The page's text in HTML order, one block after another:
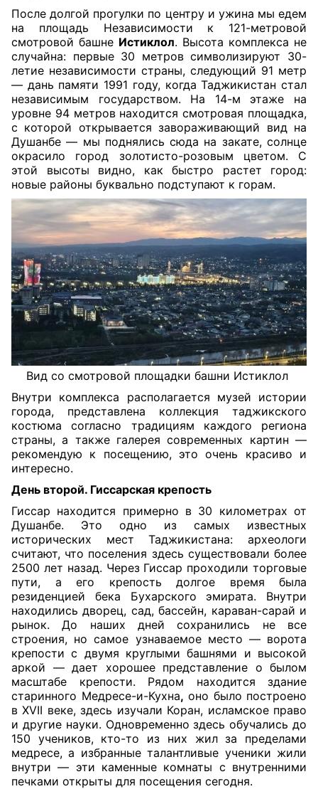
После долгой прогулки по центру и ужина мы едем
на площадь Независимости к 121-метровой
смотровой башне Истиклол. Высота комплекса не
случайна: первые 30 метров символизируют 30-
летие независимости страны, следующий 91 метр
— дань памяти 1991 году, когда Таджикистан стал
независимым государством. На 14-м этаже на
уровне 94 метров находится смотровая площадка,
с которой открывается завораживающий вид на
Душанбе — мы поднялись сюда на закате, солнце
окрасило город золотисто-розовым цветом. С
этой высоты видно, как быстро растет город:
новые районы буквально подступают к горам.
Вид со смотровой площадки башни Истиклол
Внутри комплекса располагается музей истории
города, представлена коллекция таджикского
костюма согласно традициям каждого региона
страны, а также галерея современных картин —
рекомендую к посещению, это очень красиво и
интересно.
День второй. Гиссарская крепость
Гиссар находится примерно в 30 километрах от
Душанбе. Это одно из самых известных
исторических мест Таджикистана: археологи
считают, что поселения здесь существовали более
2500 лет назад. Через Гиссар проходили торговые
пути, а его крепость долгое время была
резиденцией бека Бухарского эмирата. Внутри
находились дворец, сад, бассейн, караван-сарай и
рынок. До наших дней сохранились не все
строения, но самое узнаваемое место — ворота
крепости с двумя круглыми башнями и высокой
аркой — дает хорошее представление о былом
масштабе крепости. Рядом находится здание
старинного Медресе-и-Кухна, оно было построено
в XVII веке, здесь изучали Коран, исламское право
и другие науки. Одновременно здесь обучались до
150 учеников, кто-то из них жил за пределами
медресе, а избранные талантливые ученики жили
внутри — эти каменные комнаты с внутренними
печками открыты для посещения сегодня.